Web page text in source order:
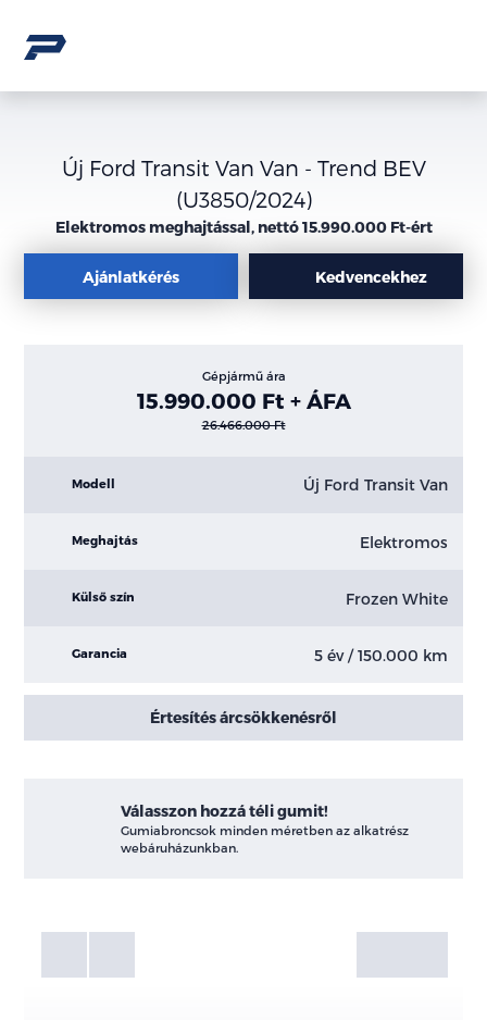
Új Ford Transit Van Van - Trend BEV
(U3850/2024)
Elektromos meghajtással, nettó 15.990.000 Ft-ért
Ajánlatkérés Kedvencekhez
Gépjármű ára
15.990.000 Ft + ÁFA
26.466.000 Ft
Modell Új Ford Transit Van
Meghajtás Elektromos
Külső szín Frozen White
Garancia 5 év / 150.000 km
Értesítés árcsökkenésről
Válasszon hozzá téli gumit!
Gumiabroncsok minden méretben az alkatrész
webáruházunkban.
Galéria